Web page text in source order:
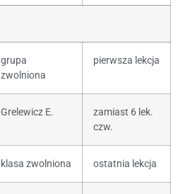
grupa
zwolniona
pierwsza lekcja
Grelewicz E.
zamiast 6 lek.
czw.
klasa zwolniona ostatnia lekcja